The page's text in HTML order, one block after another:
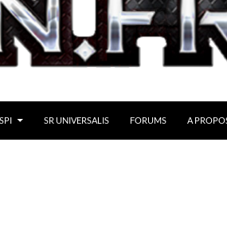
SR UNIVERSALIS FORUMS A